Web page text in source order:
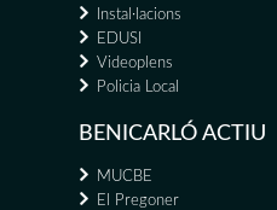
Instal·lacions
EDUSI
Videoplens
Policia Local
BENICARLÓ ACTIU
MUCBE
El Pregoner